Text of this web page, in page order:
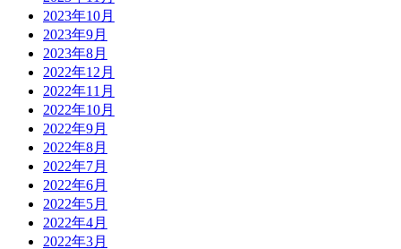
2023年10月
2023年9月
2023年8月
2022年12月
2022年11月
2022年10月
2022年9月
2022年8月
2022年7月
2022年6月
2022年5月
2022年4月
2022年3月